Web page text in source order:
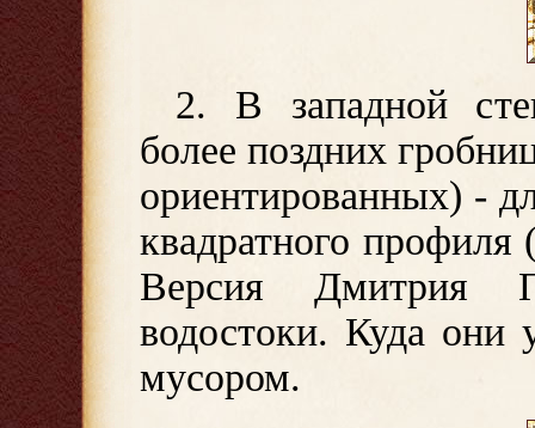
2. В западной
более поздних
ориентированных) -
квадратного профиля
Версия Дмитрия
водостоки. Куда они
мусором.